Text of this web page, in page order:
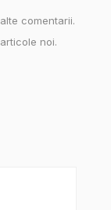
comentarii.
noi.